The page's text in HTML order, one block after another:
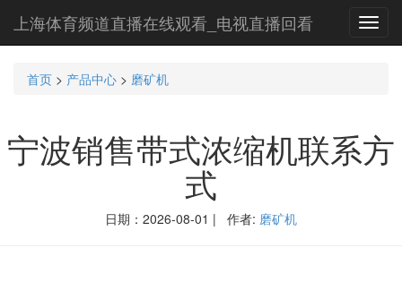
上海体育频道直播在线观看_电视直播回看
首页 > 产品中心 > 磨矿机
宁波销售带式浓缩机联系方
式
日期：2026-08-01 | 作者: 磨矿机